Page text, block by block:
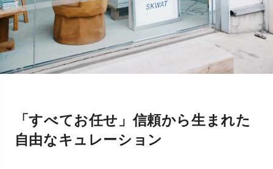
「すべてお任せ」信頼から生まれた
自由なキュレーション